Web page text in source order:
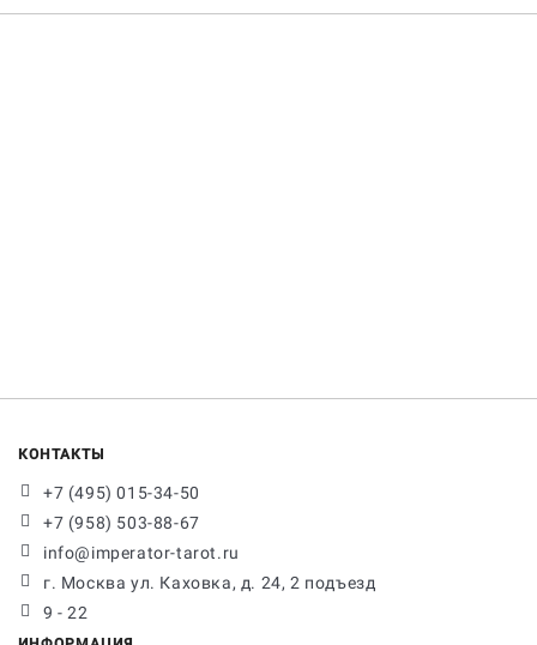
КОНТАКТЫ
+7 (495) 015-34-50
+7 (958) 503-88-67
info@imperator-tarot.ru
г. Москва ул. Каховка, д. 24, 2 подъезд
9 - 22